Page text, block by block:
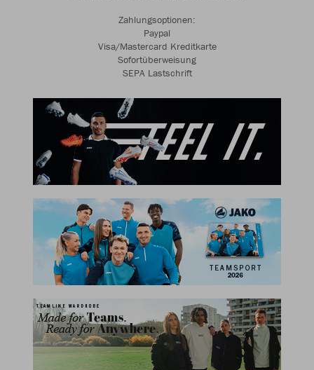
Zahlungsoptionen:
Paypal
Visa/Mastercard Kreditkarte
Sofortüberweisung
SEPA Lastschrift